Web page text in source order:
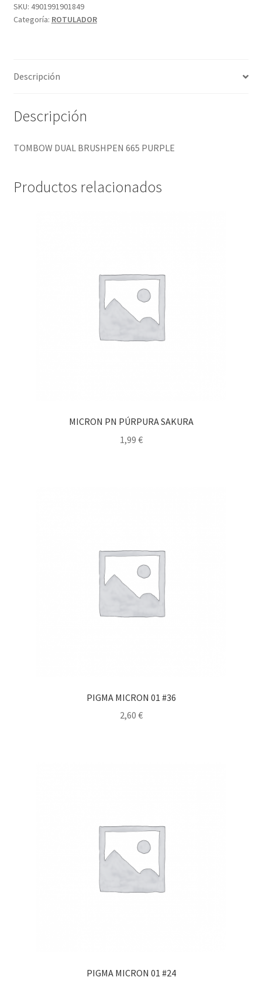
cantidad
SKU: 4901991901849
Categoría: ROTULADOR
Descripción
Descripción
TOMBOW DUAL BRUSHPEN 665 PURPLE
Productos relacionados
MICRON PN PÚRPURA SAKURA
1,99 €
PIGMA MICRON 01 #36
2,60 €
PIGMA MICRON 01 #24